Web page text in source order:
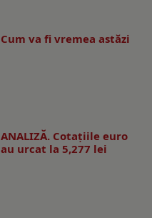
Cum va fi vremea astăzi
ANALIZĂ. Cotațiile euro
au urcat la 5,277 lei